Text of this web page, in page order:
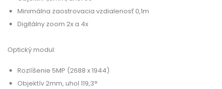
Minimálna zaostrovacia vzdialenosť 0,1m
Digitálny zoom 2x a 4x
Optický modul:
Rozlíšenie 5MP (2688 x 1944)
Objektív 2mm, uhol 119,3°